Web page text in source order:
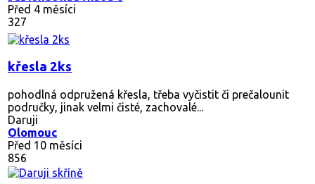
Před 4 měsíci
327
křesla 2ks
pohodlná odpružená křesla, třeba vyčistit či prečalounit
područky, jinak velmi čisté, zachovalé...
Daruji
Olomouc
Před 10 měsíci
856